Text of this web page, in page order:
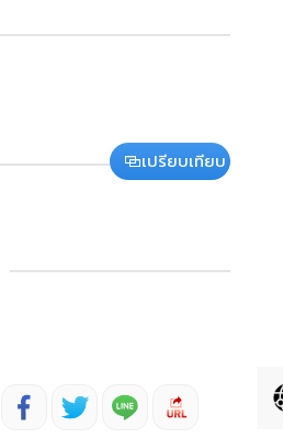
เปรียบเทียบ